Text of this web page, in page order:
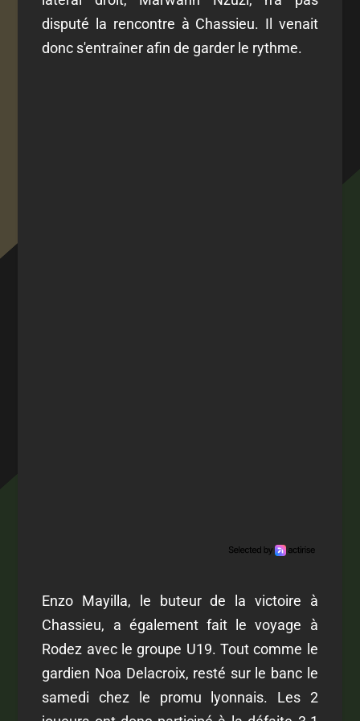
disputé la rencontre à Chassieu. Il venait
donc s'entraîner afin de garder le rythme.
Enzo Mayilla, le buteur de la victoire à
Chassieu, a également fait le voyage à
Rodez avec le groupe U19. Tout comme le
gardien Noa Delacroix, resté sur le banc le
samedi chez le promu lyonnais. Les 2